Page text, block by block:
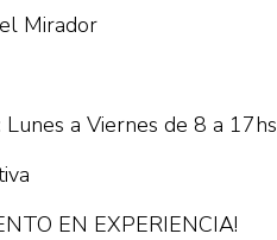
Mirador
a Viernes de 8 a 17hs
EN EXPERIENCIA!